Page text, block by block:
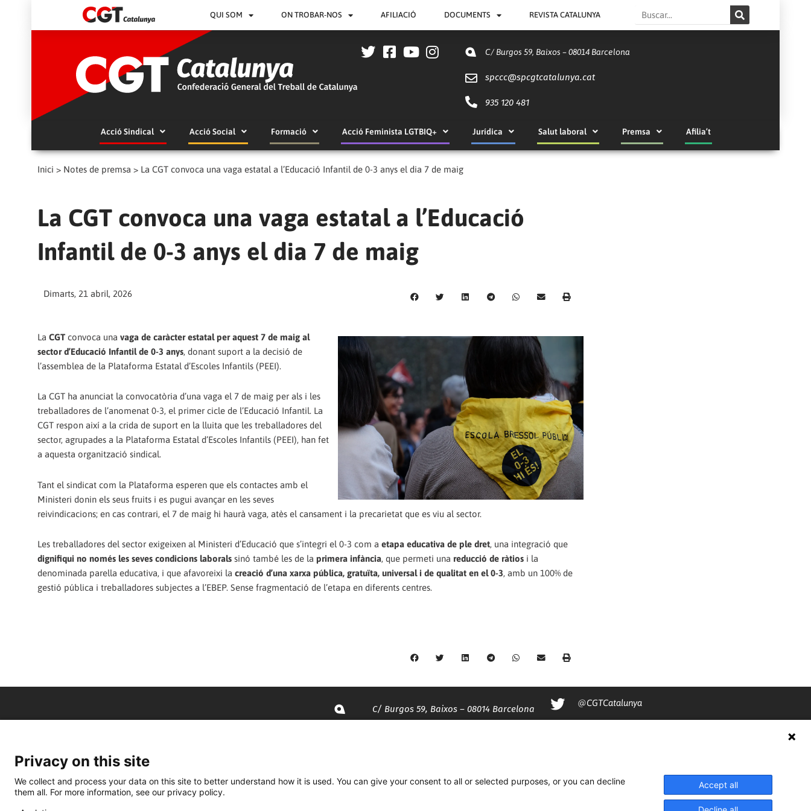
QUI SOM ON TROBAR-NOS AFILIACIÓ DOCUMENTS REVISTA CATALUNYA Search
C/ Burgos 59, Baixos – 08014 Barcelona
spccc@spcgtcatalunya.cat
935 120 481
Acció Sindical Acció Social Formació Acció Feminista LGTBIQ+ Jurídica Salut laboral Premsa Afilia’t
Inici > Notes de premsa > La CGT convoca una vaga estatal a l’Educació Infantil de 0-3 anys el dia 7 de maig
La CGT convoca una vaga estatal a l’Educació
Infantil de 0-3 anys el dia 7 de maig
Dimarts, 21 abril, 2026
La CGT convoca una vaga de caràcter estatal per aquest 7 de maig al
sector d’Educació Infantil de 0-3 anys, donant suport a la decisió de
l’assemblea de la Plataforma Estatal d’Escoles Infantils (PEEI).
La CGT ha anunciat la convocatòria d’una vaga el 7 de maig per als i les
treballadores de l’anomenat 0-3, el primer cicle de l’Educació Infantil. La
CGT respon així a la crida de suport en la lluita que les treballadores del
sector, agrupades a la Plataforma Estatal d’Escoles Infantils (PEEI), han fet
a aquesta organització sindical.
Tant el sindicat com la Plataforma esperen que els contactes amb el
Ministeri donin els seus fruits i es pugui avançar en les seves
reivindicacions; en cas contrari, el 7 de maig hi haurà vaga, atès el cansament i la precarietat que es viu al sector.
Les treballadores del sector exigeixen al Ministeri d’Educació que s’integri el 0-3 com a etapa educativa de ple dret, una integració que
dignifiqui no només les seves condicions laborals sinó també les de la primera infància, que permeti una reducció de ràtios i la
denominada parella educativa, i que afavoreixi la creació d’una xarxa pública, gratuïta, universal i de qualitat en el 0-3, amb un 100% de
gestió pública i treballadores subjectes a l’EBEP. Sense fragmentació de l’etapa en diferents centres.
C/ Burgos 59, Baixos – 08014 Barcelona
935 120 481
@CGTCatalunya
Privacy on this site
We collect and process your data on this site to better understand how it is used. You can give your consent to all or selected purposes, or you can decline
them all. For more information, see our privacy policy.
Accept all